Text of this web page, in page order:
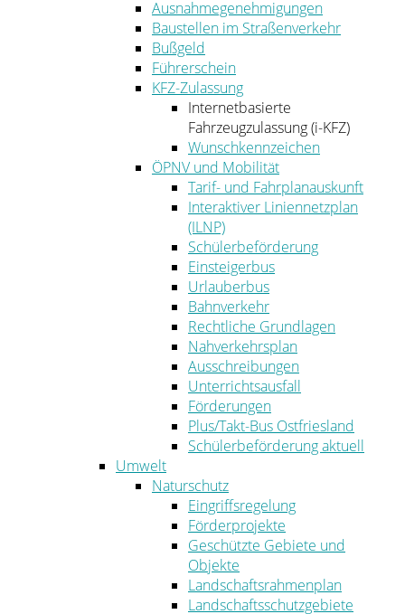
Ausnahmegenehmigungen
Baustellen im Straßenverkehr
Bußgeld
Führerschein
KFZ-Zulassung
Internetbasierte
Fahrzeugzulassung (i-KFZ)
Wunschkennzeichen
ÖPNV und Mobilität
Tarif- und Fahrplanauskunft
Interaktiver Liniennetzplan
(ILNP)
Schülerbeförderung
Einsteigerbus
Urlauberbus
Bahnverkehr
Rechtliche Grundlagen
Nahverkehrsplan
Ausschreibungen
Unterrichtsausfall
Förderungen
Plus/Takt-Bus Ostfriesland
Schülerbeförderung aktuell
Umwelt
Naturschutz
Eingriffsregelung
Förderprojekte
Geschützte Gebiete und
Objekte
Landschaftsrahmenplan
Landschaftsschutzgebiete